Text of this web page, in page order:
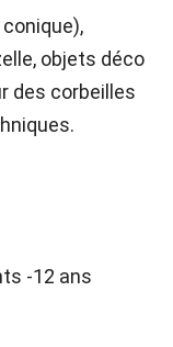
objets déco
des corbeilles
-12 ans